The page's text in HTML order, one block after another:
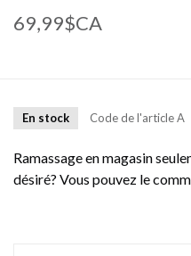
69,99$CA
En stock Code de l'articleA
Ramassage en magasin
désiré? Vous pouvez le